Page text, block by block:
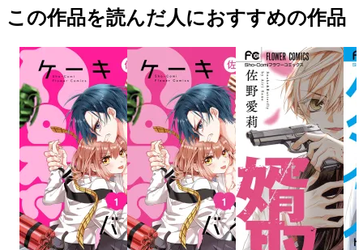
この作品を読んだ人におすすめの作品